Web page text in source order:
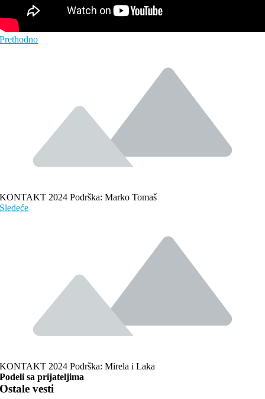
Prethodno
KONTAKT 2024 Podrška: Marko Tomaš
Sledeće
KONTAKT 2024 Podrška: Mirela i Laka
Podeli sa prijateljima
Ostale vesti